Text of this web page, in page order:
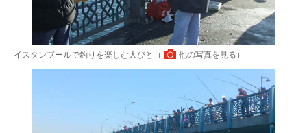
イスタンブールで釣りを楽しむ人びと（ 他の写真を見る ）